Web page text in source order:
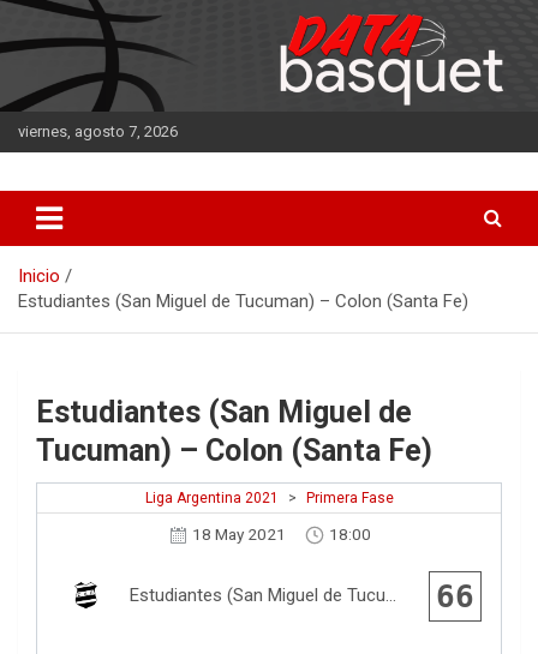
Saltar
al
contenido
viernes, agosto 7, 2026
DATA Basquet
Inicio
Estudiantes (San Miguel de Tucuman) – Colon (Santa Fe)
Estudiantes (San Miguel de
Tucuman) – Colon (Santa Fe)
Liga Argentina 2021 > Primera Fase
18 May 2021 18:00
Estudiantes (San Miguel de Tucuman) 66